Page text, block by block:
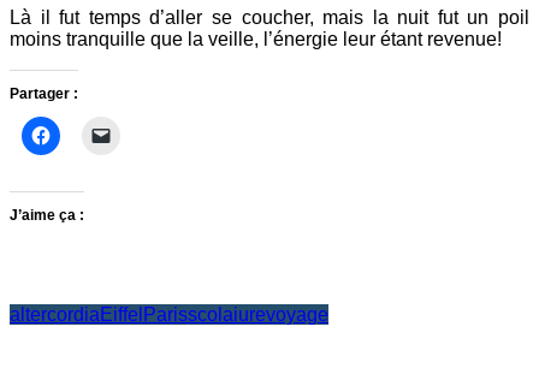
Là il fut temps d’aller se coucher, mais la nuit fut un poil
moins tranquille que la veille, l’énergie leur étant revenue!
Partager :
J’aime ça :
altercordiaEiffel Parisscolaiurevoyage